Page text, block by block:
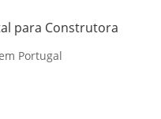
para Construtora
Portugal